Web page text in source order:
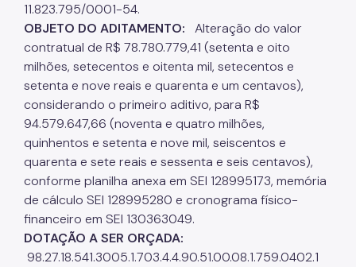
11.823.795/0001-54.
OBJETO DO ADITAMENTO: Alteração do valor
contratual de R$ 78.780.779,41 (setenta e oito
milhões, setecentos e oitenta mil, setecentos e
setenta e nove reais e quarenta e um centavos),
considerando o primeiro aditivo, para R$
94.579.647,66 (noventa e quatro milhões,
quinhentos e setenta e nove mil, seiscentos e
quarenta e sete reais e sessenta e seis centavos),
conforme planilha anexa em SEI 128995173, memória
de cálculo SEI 128995280 e cronograma físico-
financeiro em SEI 130363049.
DOTAÇÃO A SER ORÇADA:
98.27.18.541.3005.1.703.4.4.90.51.00.08.1.759.0402.1